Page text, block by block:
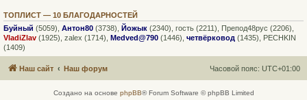
ТОПЛИСТ — 10 БЛАГОДАРНОСТЕЙ
Буйный (5059), Антон80 (3738), Йожык (2340), гость (2211), Препод48рус (2206),
VladiZlav (1925), zalex (1714), Medved@790 (1446), четвёрковод (1435), PECHKIN
(1409)
Наш сайт Наш форум Часовой пояс: UTC+01:00
Создано на основе phpBB® Forum Software © phpBB Limited